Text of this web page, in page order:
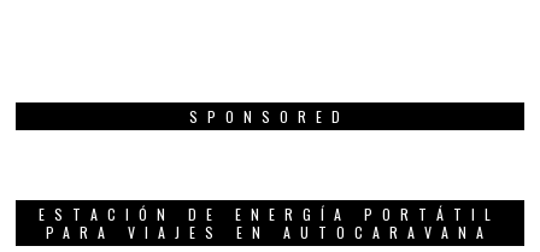
SPONSORED
ESTACIÓN DE ENERGÍA PORTÁTIL
PARA VIAJES EN AUTOCARAVANA